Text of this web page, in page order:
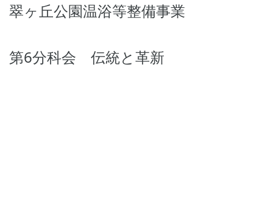
翠ヶ丘公園温浴等整備事業
第6分科会 伝統と革新